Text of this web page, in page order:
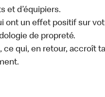
et d’équipiers.
ont un effet positif sur
de propreté.
qui, en retour, accroît